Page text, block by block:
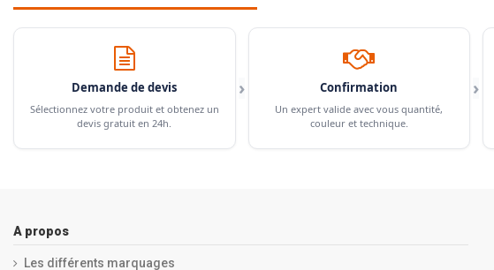
Demande de devis
Sélectionnez votre produit et obtenez un
devis gratuit en 24h.
› Confirmation
Un expert valide avec vous quantité,
couleur et technique.
›
A propos
Les différents marquages